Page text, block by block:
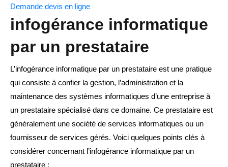
Demande devis en ligne
infogérance informatique
par un prestataire
L’infogérance informatique par un prestataire est une pratique
qui consiste à confier la gestion, l’administration et la
maintenance des systèmes informatiques d’une entreprise à
un prestataire spécialisé dans ce domaine. Ce prestataire est
généralement une société de services informatiques ou un
fournisseur de services gérés. Voici quelques points clés à
considérer concernant l’infogérance informatique par un
prestataire :